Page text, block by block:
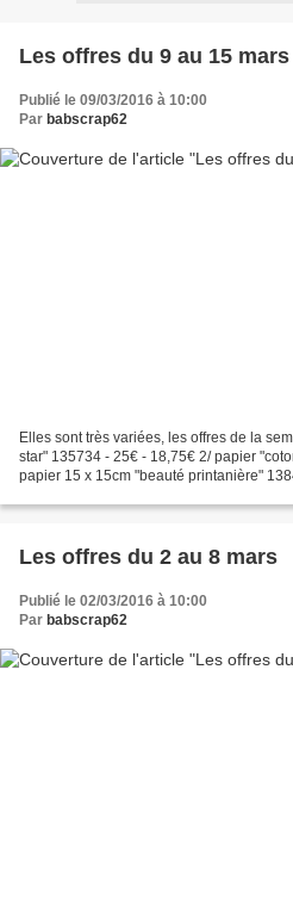
Les offres du 9 au 15 mars
Publié le 09/03/2016 à 10:00
Par babscrap62
Elles sont très variées, les offres de la
star" 135734 - 25€ - 18,75€ 2/ papier
papier 15 x 15cm "beauté printanière"
Les offres du 2 au 8 mars
Publié le 02/03/2016 à 10:00
Par babscrap62